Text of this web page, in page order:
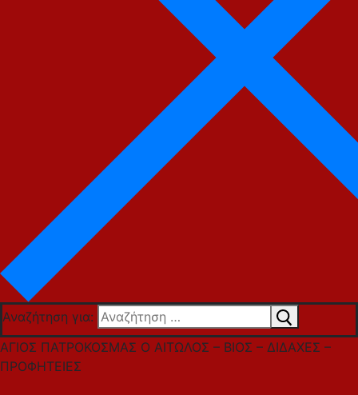
Αναζήτηση για:
ΑΓΙΟΣ ΠΑΤΡΟΚΟΣΜΑΣ Ο ΑΙΤΩΛΟΣ – ΒΙΟΣ – ΔΙΔΑΧΕΣ –
ΠΡΟΦΗΤΕΙΕΣ